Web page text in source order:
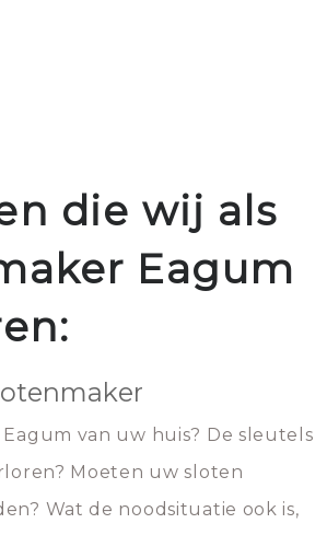
die wij als
Eagum
van uw huis? De sleutels
Moeten uw sloten
Wat de noodsituatie ook is,